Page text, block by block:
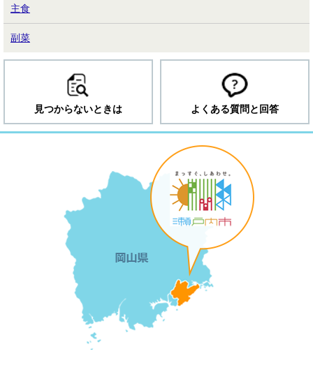
主食
副菜
見つからないときは よくある質問と回答